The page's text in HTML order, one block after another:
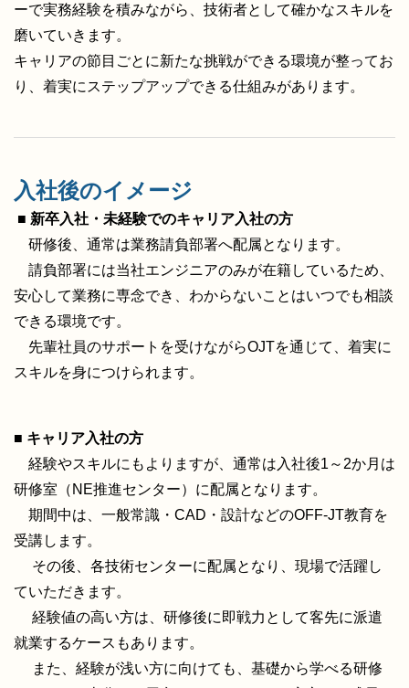
ーで実務経験を積みながら、技術者として確かなスキルを
磨いていきます。
キャリアの節目ごとに新たな挑戦ができる環境が整ってお
り、着実にステップアップできる仕組みがあります。
入社後のイメージ
■ 新卒入社・未経験でのキャリア入社の方
研修後、通常は業務請負部署へ配属となります。
請負部署には当社エンジニアのみが在籍しているため、
安心して業務に専念でき、わからないことはいつでも相談
できる環境です。
先輩社員のサポートを受けながらOJTを通じて、着実に
スキルを身につけられます。
■ キャリア入社の方
経験やスキルにもよりますが、通常は入社後1～2か月は
研修室（NE推進センター）に配属となります。
期間中は、一般常識・CAD・設計などのOFF-JT教育を
受講します。
その後、各技術センターに配属となり、現場で活躍し
ていただきます。
経験値の高い方は、研修後に即戦力として客先に派遣
就業するケースもあります。
また、経験が浅い方に向けても、基礎から学べる研修